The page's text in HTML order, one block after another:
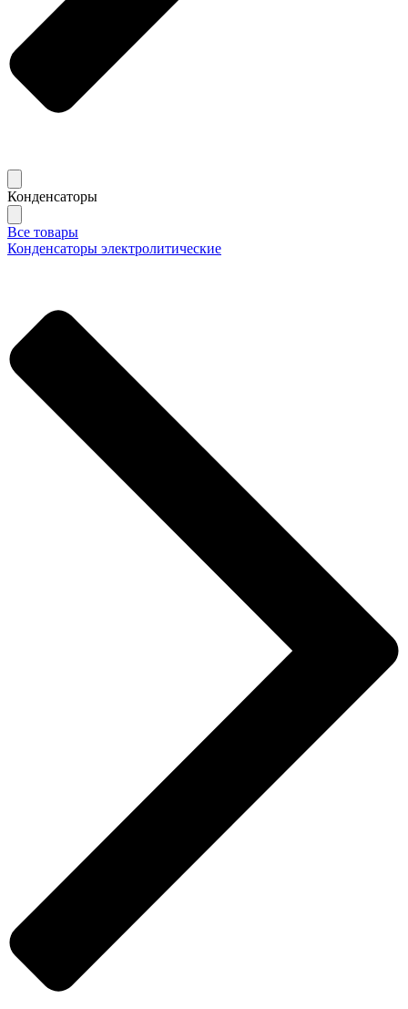
Конденсаторы
Все товары
Конденсаторы электролитические